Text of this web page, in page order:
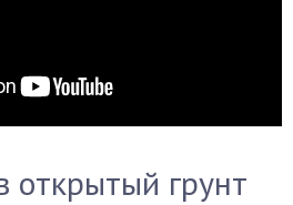
открытый грунт